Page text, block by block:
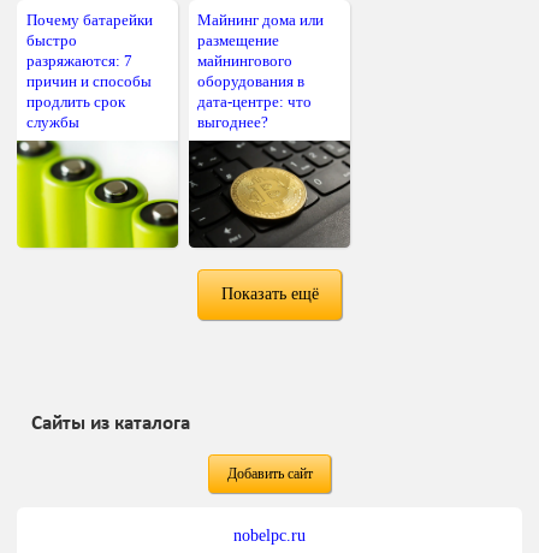
Почему батарейки
быстро
разряжаются: 7
причин и способы
продлить срок
службы
Майнинг дома или
размещение
майнингового
оборудования в
дата-центре: что
выгоднее?
Показать ещё
Сайты из каталога
Добавить сайт
nobelpc.ru